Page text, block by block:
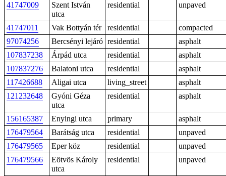
41747009
Szent István
utca
residential unpaved
41747011 Vak Bottyán tér residential
compacted
97074256
Bercsényi lejáró residential
asphalt
107837238
Árpád utca residential
asphalt
107837276
Balatoni utca residential
asphalt
117426688
Aligai utca living_street
asphalt
121232648
Gyóni Géza
utca
residential asphalt
156165387 Enyingi utca primary
asphalt
176479564
Barátság utca residential
unpaved
176479565
Eper köz residential
unpaved
176479566
Eötvös Károly
utca
residential unpaved